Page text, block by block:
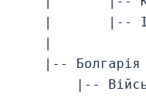
|       |--
    |
    |-- Болгарія
|--